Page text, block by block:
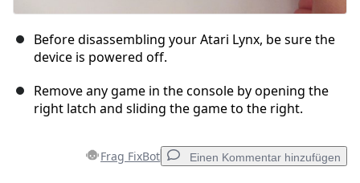
Before disassembling your Atari Lynx, be sure the
device is powered off.
Remove any game in the console by opening the
right latch and sliding the game to the right.
Frag FixBot Einen Kommentar hinzufügen